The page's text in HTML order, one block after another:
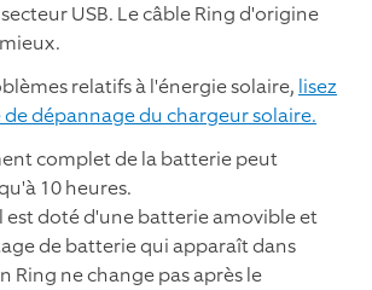
USB. Le câble Ring d'origine
relatifs à l'énergie solaire, lisez
dépannage du chargeur solaire.
complet de la batterie peut
10 heures.
est doté d'une batterie amovible et
de batterie qui apparaît dans
Ring ne change pas après le